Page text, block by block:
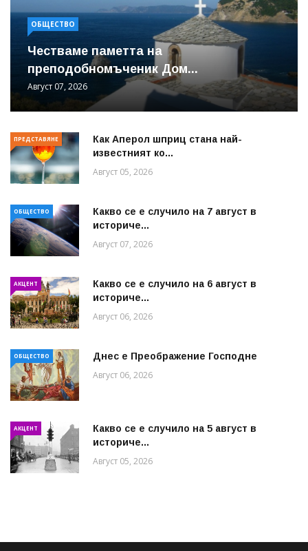
ОБЩЕСТВО
Честваме паметта на
преподобномъченик Дом...
Август 07, 2026
ПРЕДСТАВЯНЕ
Как Аперол шприц стана най-
известният ко...
Август 05, 2026
ОБЩЕСТВО
Какво се е случило на 7 август в
историче...
Август 07, 2026
АКЦЕНТ
Какво се е случило на 6 август в
историче...
Август 06, 2026
ОБЩЕСТВО Днес е Преображение Господне
Август 06, 2026
АКЦЕНТ
Какво се е случило на 5 август в
историче...
Август 05, 2026